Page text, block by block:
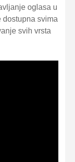
oglasa u
dostupna svima
svih vrsta